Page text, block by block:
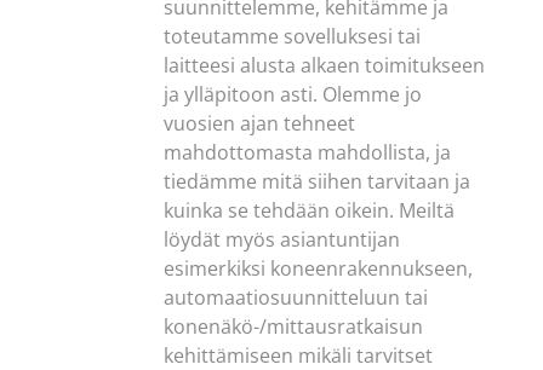
suunnittelemme, kehitämme ja
toteutamme sovelluksesi tai
laitteesi alusta alkaen toimitukseen
ja ylläpitoon asti. Olemme jo
vuosien ajan tehneet
mahdottomasta mahdollista, ja
tiedämme mitä siihen tarvitaan ja
kuinka se tehdään oikein. Meiltä
löydät myös asiantuntijan
esimerkiksi koneenrakennukseen,
automaatiosuunnitteluun tai
konenäkö-/mittausratkaisun
kehittämiseen mikäli tarvitset